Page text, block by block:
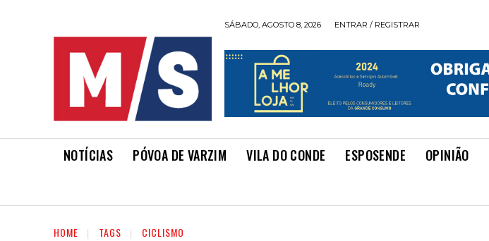
SÁBADO, AGOSTO 8, 2026 ENTRAR / REGISTRAR
NOTÍCIAS PÓVOA DE VARZIM VILA DO CONDE ESPOSENDE OPINIÃO
HOME TAGS CICLISMO